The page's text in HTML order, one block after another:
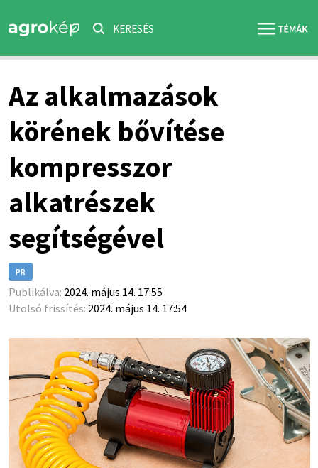
KERESÉS
Az alkalmazások
körének bővítése
kompresszor
alkatrészek
segítségével
PR
Publikálva: 2024. május 14. 17:55
Utolsó frissítés: 2024. május 14. 17:54